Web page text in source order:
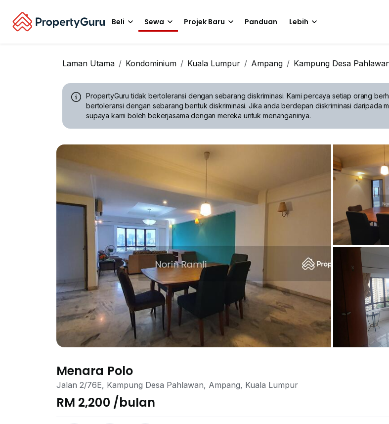
Beli Sewa Projek Baru Panduan Lebih
Laman Utama Kondominium Kuala Lumpur Ampang Kampung Desa
PropertyGuru tidak bertoleransi dengan sebarang diskriminasi.Kami percaya setiap orang
bertoleransi dengan sebarang bentuk diskriminasi. Jika anda berdepan diskriminasi daripada
supaya kami boleh bekerjasama dengan mereka untuk menanganinya.
Menara Polo
Jalan 2/76E, Kampung Desa Pahlawan, Ampang, Kuala Lumpur
RM 2,200 /bulan